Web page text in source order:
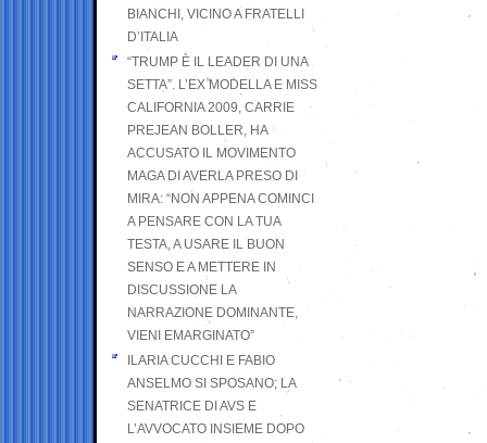
BIANCHI, VICINO A FRATELLI
D’ITALIA
“TRUMP È IL LEADER DI UNA
SETTA”. L’EX MODELLA E MISS
CALIFORNIA 2009, CARRIE
PREJEAN BOLLER, HA
ACCUSATO IL MOVIMENTO
MAGA DI AVERLA PRESO DI
MIRA: “NON APPENA COMINCI
A PENSARE CON LA TUA
TESTA, A USARE IL BUON
SENSO E A METTERE IN
DISCUSSIONE LA
NARRAZIONE DOMINANTE,
VIENI EMARGINATO”
ILARIA CUCCHI E FABIO
ANSELMO SI SPOSANO; LA
SENATRICE DI AVS E
L’AVVOCATO INSIEME DOPO